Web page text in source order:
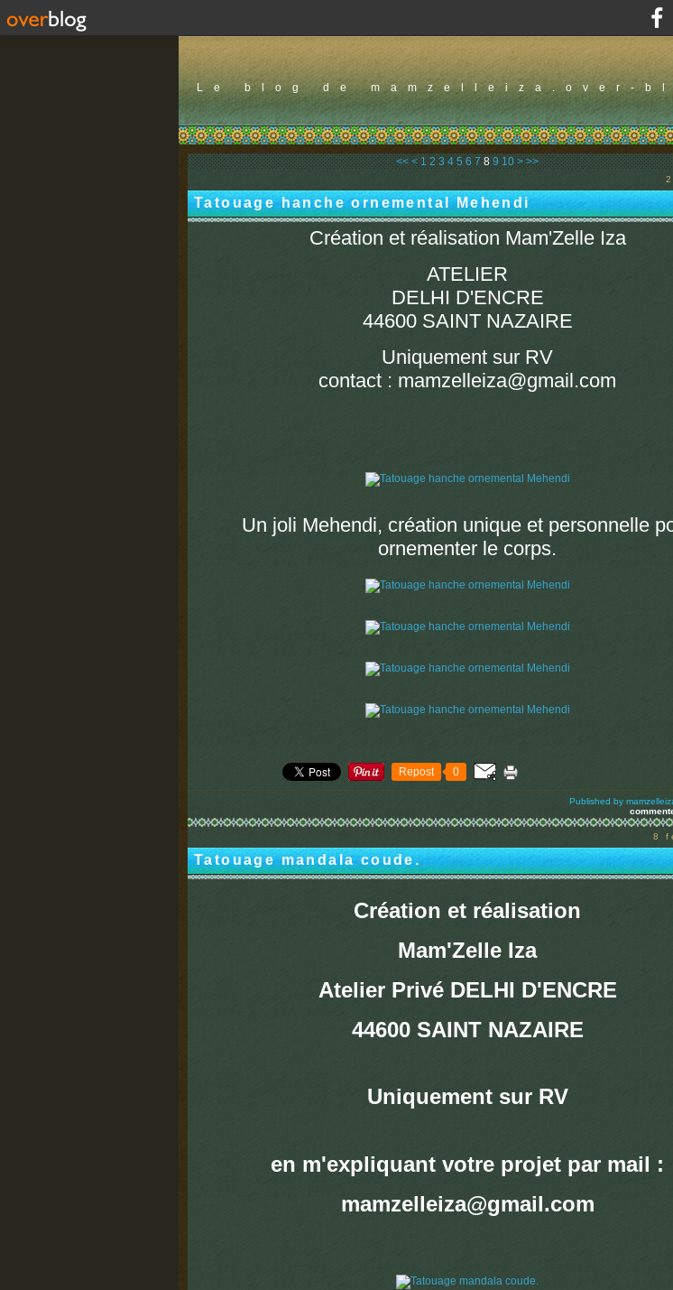
Le blog de mamzelleiza.over-
<< < 1 2 3 4 5 6 7 8 9 1020
30
> >>
Tatouage hanche ornemental Mehendi
Création et réalisation Mam'Zelle Iza
ATELIER
DELHI D'ENCRE
44600 SAINT NAZAIRE
Uniquement sur RV
contact : mamzelleiza@gmail.com
Un joli Mehendi, création unique et personnelle
ornementer le corps.
Repost 0
Published by
8
Tatouage mandala coude.
Création et réalisation
Mam'Zelle Iza
Atelier Privé DELHI D'ENCRE
44600 SAINT NAZAIRE
Uniquement sur RV
en m'expliquant votre projet par mail :
mamzelleiza@gmail.com